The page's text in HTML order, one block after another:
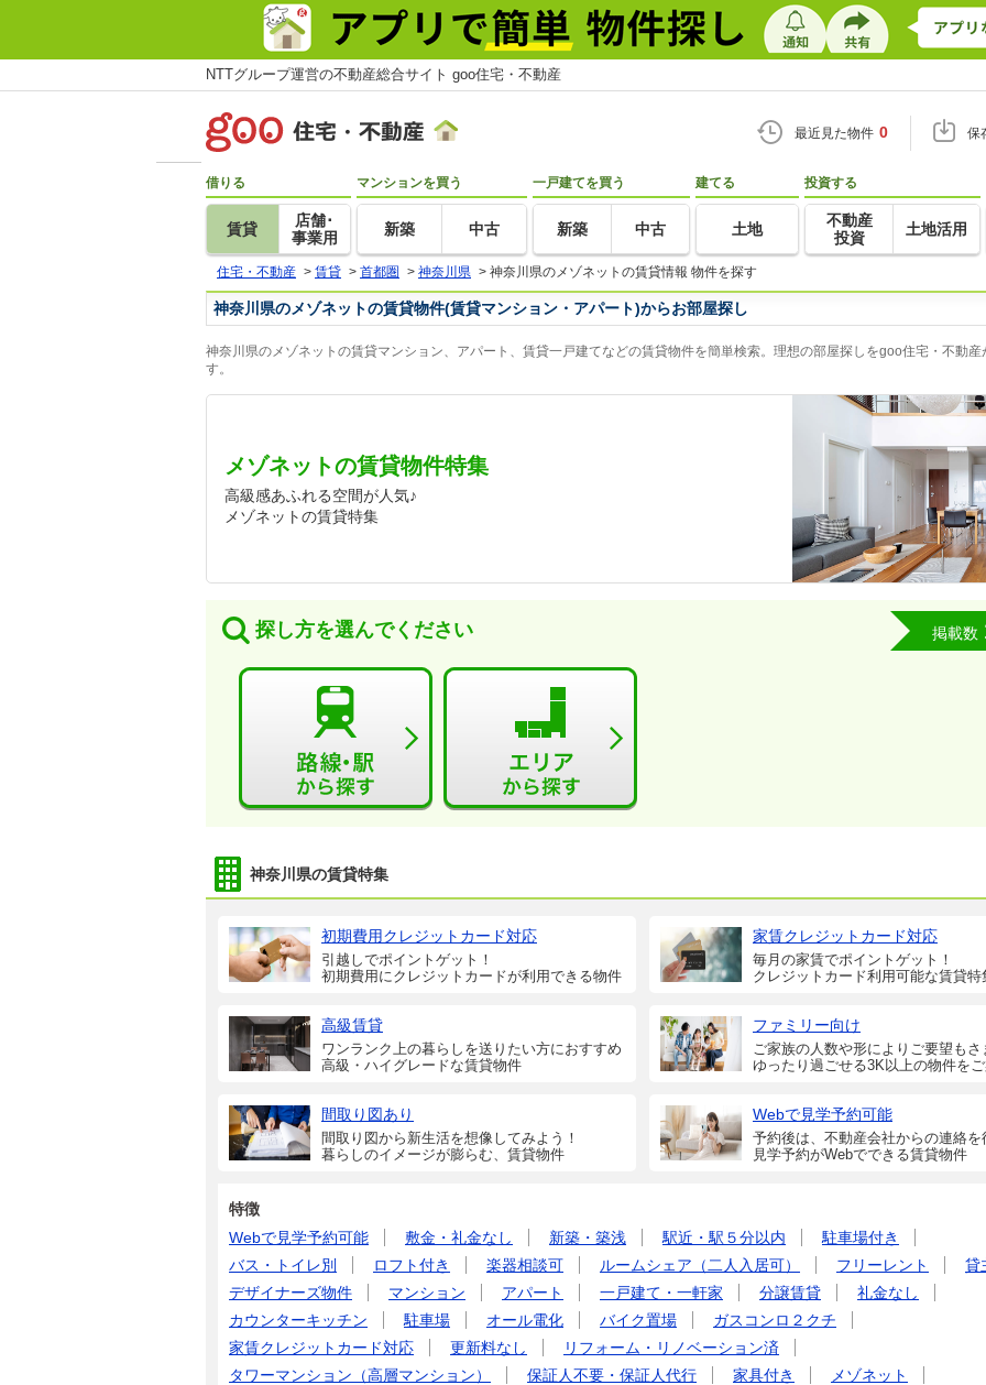
NTTグループ運営の不動産総合サイト goo住宅・不動産
最近見た物件 0 保
借りる
賃貸
店舗･
事業用
マンションを買う
新築 中古
一戸建てを買う
新築 中古
建てる
土地
投資する
不動産
投資
土地活用
住宅・不動産 > 賃貸 > 首都圏 > 神奈川県 > 神奈川県のメゾネットの賃貸情報 物件を探す
神奈川県のメゾネットの賃貸物件(賃貸マンション・アパート)からお部屋探し
神奈川県のメゾネットの賃貸マンション、アパート、賃貸一戸建てなどの賃貸物件を簡単検索。理想の部屋探しをgoo住宅・不動産
す。
メゾネットの賃貸物件特集
高級感あふれる空間が人気♪
メゾネットの賃貸特集
探し方を選んでください 掲載数
神奈川県の賃貸特集
初期費用クレジットカード対応
引越しでポイントゲット！
初期費用にクレジットカードが利用できる物件
家賃クレジットカード対応
毎月の家賃でポイントゲット！
クレジットカード利用可能な賃貸特
高級賃貸
ワンランク上の暮らしを送りたい方におすすめ
高級・ハイグレードな賃貸物件
ファミリー向け
ご家族の人数や形によりご要望もさ
ゆったり過ごせる3K以上の物件を
間取り図あり
間取り図から新生活を想像してみよう！
暮らしのイメージが膨らむ、賃貸物件
Webで見学予約可能
予約後は、不動産会社からの連絡を
見学予約がWebでできる賃貸物件
特徴
Webで見学予約可能
敷金・礼金なし 新築・築浅 駅近・駅５分以内
駐車場付き
バス・トイレ別
ロフト付き 楽器相談可 ルームシェア（二人入居可） フリーレント
貸
デザイナーズ物件
マンション アパート 一戸建て・一軒家 分譲賃貸
礼金なし
カウンターキッチン
駐車場 オール電化 バイク置場
ガスコンロ２クチ
家賃クレジットカード対応
更新料なし
リフォーム・リノベーション済
タワーマンション（高層マンション）
保証人不要・保証人代行 家具付き
メゾネット